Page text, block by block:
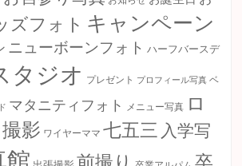
ズフォト キャンペーン
ニューボーンフォト ハーフバースデ
タジオ プレゼント プロフィール写真 ベ
マタニティフォト メニュー写真 ロ
影 ワイヤーママ 七五三 入学写
館